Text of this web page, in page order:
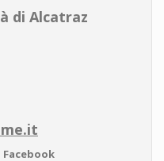
di Alcatraz